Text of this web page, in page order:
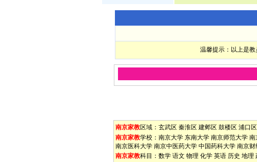
温馨提示：以上是
南京家教区域： 玄武区 秦淮区 建邺区 鼓楼区 浦口区
南京家教学校： 南京大学 东南大学 南京师范大学 南
南京医科大学 南京中医药大学 中国药科大学 南京财
南京家教科目： 数学 语文 物理 化学 英语 历史 地理